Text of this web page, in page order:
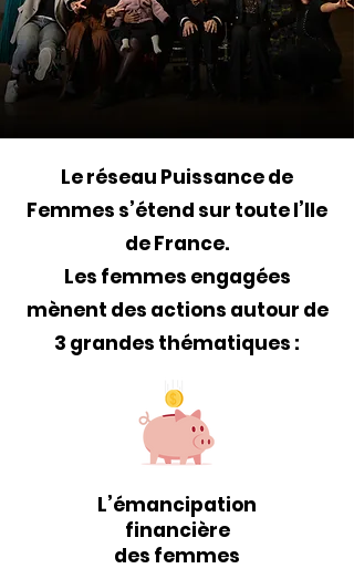
Le réseau Puissance de
Femmes s’étend sur toute l’Ile
de France.
Les femmes engagées
mènent des actions autour de
3 grandes thématiques :
L’émancipation
financière
des femmes